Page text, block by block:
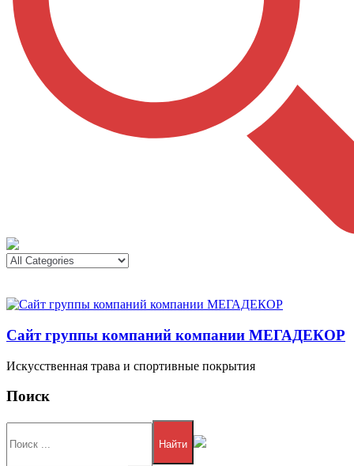
Сайт группы компаний компании МЕГАДЕКОР
Искусственная трава и спортивные покрытия
Поиск
Найти